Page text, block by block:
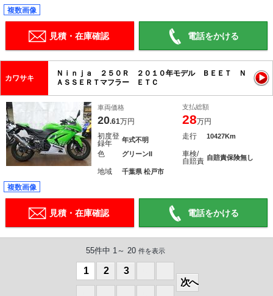
複数画像
見積・在庫確認 電話をかける
カワサキ
Ｎｉｎｊａ ２５０Ｒ ２０１０年モデル ＢＥＥＴ Ｎ
ＡＳＳＥＲＴマフラー ＥＴＣ
車両価格
20.61万円
支払総額
28万円
初度登
録年
年式不明 走行 10427Km
色 グリーンII
車検/
自賠責 自賠責保険無し
地域 千葉県 松戸市
複数画像
見積・在庫確認 電話をかける
55件中 1～ 20 件を表示
1 2 3
次へ